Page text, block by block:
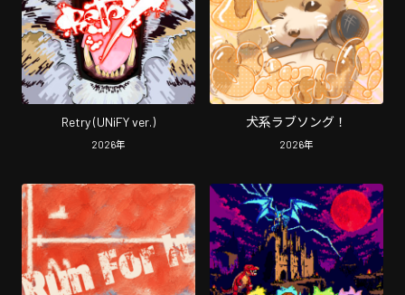
Retry (UNiFY ver.)
2026年
犬系ラブソング！
2026年